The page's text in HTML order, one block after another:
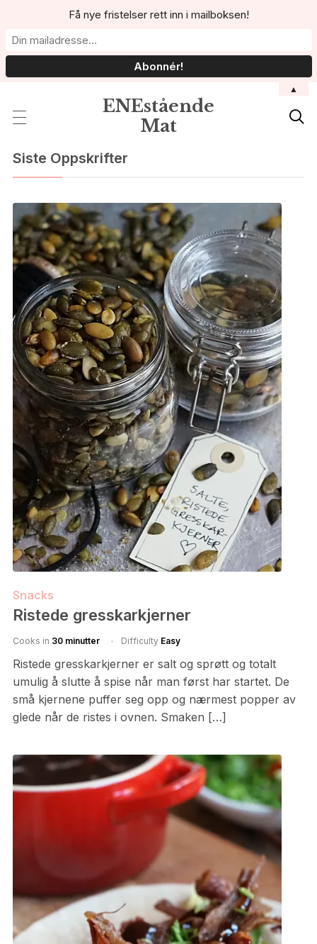
ENEstående
Mat

Siste Oppskrifter
Snacks
Ristede gresskarkjerner
Cooks in 30 minutter Difficulty Easy
Ristede gresskarkjerner er salt og sprøtt og totalt
umulig å slutte å spise når man først har startet. De
små kjernene puffer seg opp og nærmest popper av
glede når de ristes i ovnen. Smaken […]
Få nye fristelser rett inn i mailboksen!
▲